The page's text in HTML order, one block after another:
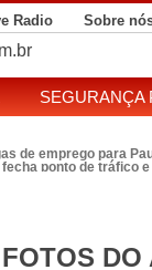
Radio Sobre
SEGURANÇA
★ RONDESP
ponto de tráfico